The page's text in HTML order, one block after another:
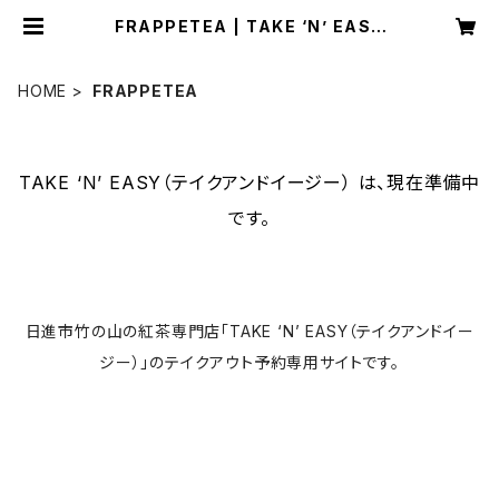
FRAPPETEA | TAKE ‘N’ EASY
HOME FRAPPETEA
TAKE ‘N’ EASY（テイクアンドイージー） は、現在準備中
です。
日進市竹の山の紅茶専門店「TAKE ‘N’ EASY（テイクアンドイー
ジー）」のテイクアウト予約専用サイトです。